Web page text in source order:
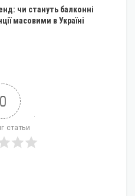
чи стануть балконні
масовими в Україні
0
статьи